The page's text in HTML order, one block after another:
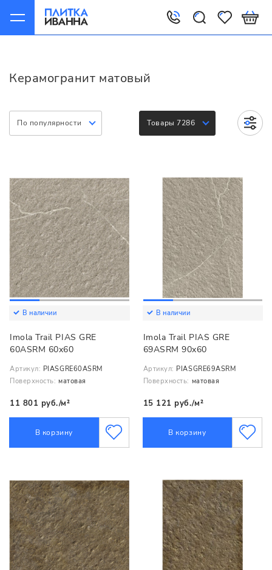
Керамогранит матовый
По популярности Товары 7286
В наличии
Imola Trail PIAS GRE
60ASRM 60x60
Артикул: PIASGRE60ASRM
Поверхность: матовая
11 801 руб./м²
В корзину
В наличии
Imola Trail PIAS GRE
69ASRM 90x60
Артикул: PIASGRE69ASRM
Поверхность: матовая
15 121 руб./м²
В корзину